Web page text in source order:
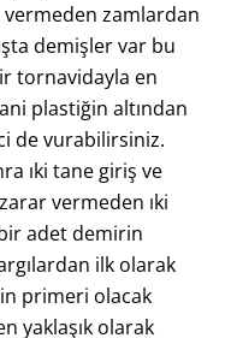
vermeden zamlardan
demişler var bu
tornavidayla en
plastiğin altından
de vurabilirsiniz.
ıki tane giriş ve
zarar vermeden ıki
bir adet demirin
ilk olarak
primeri olacak
yaklaşık olarak